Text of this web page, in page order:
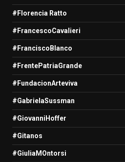
#Florencia Ratto
#FrancescoCavalieri
#FranciscoBlanco
#FrentePatriaGrande
#FundacionArteviva
#GabrielaSussman
#GiovanniHoffer
#Gitanos
#GiuliaMOntorsi